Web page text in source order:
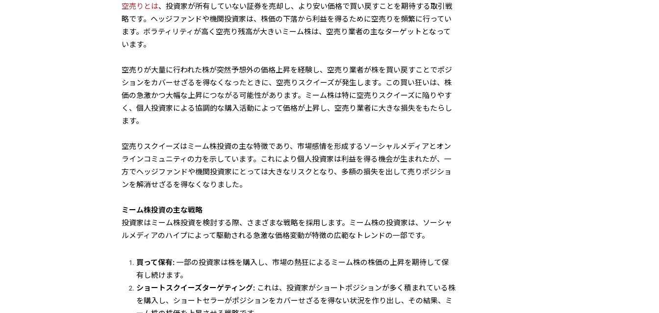
空売りとは、投資家が所有していない証券を売却し、より安い価格で買い戻すことを期待する取引戦
略です。ヘッジファンドや機関投資家は、株価の下落から利益を得るために空売りを頻繁に行ってい
ます。ボラティリティが高く空売り残高が大きいミーム株は、空売り業者の主なターゲットとなって
います。
空売りが大量に行われた株が突然予想外の価格上昇を経験し、空売り業者が株を買い戻すことでポジ
ションをカバーせざるを得なくなったときに、空売りスクイーズが発生します。この買い狂いは、株
価の急激かつ大幅な上昇につながる可能性があります。ミーム株は特に空売りスクイーズに陥りやす
く、個人投資家による協調的な購入活動によって価格が上昇し、空売り業者に大きな損失をもたらし
ます。
空売りスクイーズはミーム株投資の主な特徴であり、市場感情を形成するソーシャルメディアとオン
ラインコミュニティの力を示しています。これにより個人投資家は利益を得る機会が生まれたが、一
方でヘッジファンドや機関投資家にとっては大きなリスクとなり、多額の損失を出して売りポジショ
ンを解消せざるを得なくなりました。
ミーム株投資の主な戦略
投資家はミーム株投資を検討する際、さまざまな戦略を採用します。ミーム株の投資家は、ソーシャ
ルメディアのハイプによって駆動される急激な価格変動が特徴の広範なトレンドの一部です。
買って保有:一部の投資家は株を購入し、市場の熱狂によるミーム株の株価の上昇を期待して保
有し続けます。
ショートスクイーズターゲティング: これは、投資家がショートポジションが多く積まれている株
を購入し、ショートセラーがポジションをカバーせざるを得ない状況を作り出し、その結果、ミ